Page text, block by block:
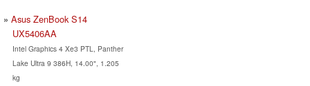
Asus ZenBook S14
UX5406AA
Intel Graphics 4 Xe3 PTL, Panther
Lake Ultra 9 386H, 14.00", 1.205
kg